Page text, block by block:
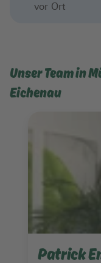
vor Ort
Unser Team in
Eichenau
Patrick